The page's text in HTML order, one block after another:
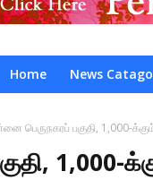
Home News
பெருநகரப் பகுதி, 1,000-
1,000-